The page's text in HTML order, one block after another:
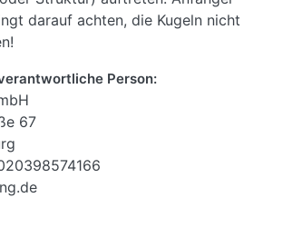
darauf achten, die Kugeln nicht
Person:
67